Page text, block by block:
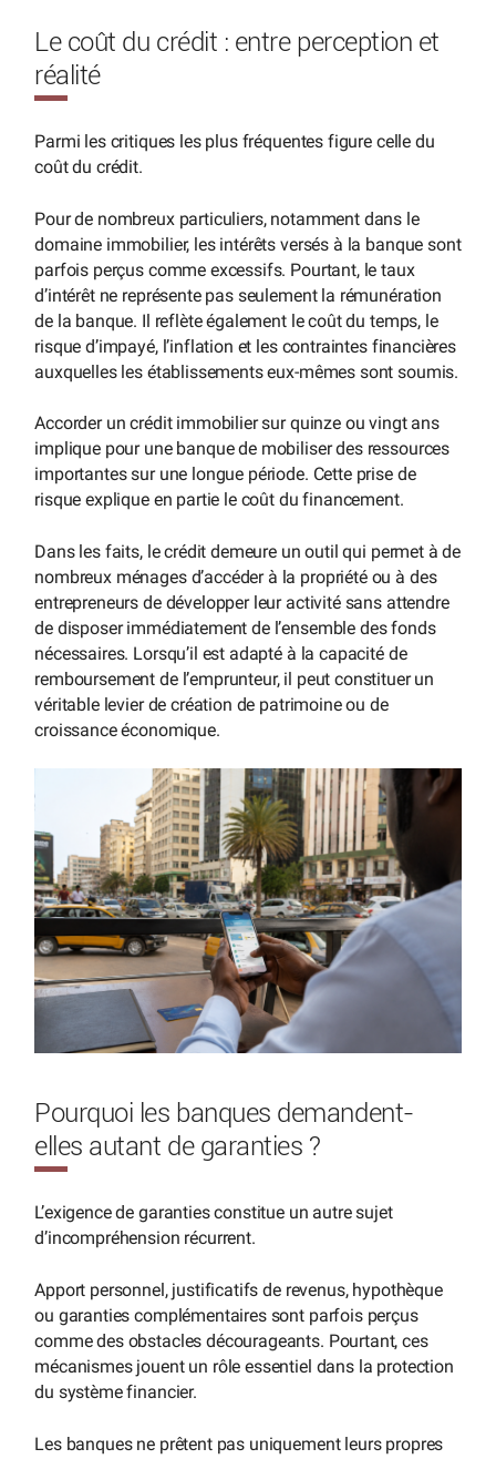
Le coût du crédit : entre perception et
réalité
Parmi les critiques les plus fréquentes figure celle du
coût du crédit.
Pour de nombreux particuliers, notamment dans le
domaine immobilier, les intérêts versés à la banque sont
parfois perçus comme excessifs. Pourtant, le taux
d’intérêt ne représente pas seulement la rémunération
de la banque. Il reflète également le coût du temps, le
risque d’impayé, l’inflation et les contraintes financières
auxquelles les établissements eux-mêmes sont soumis.
Accorder un crédit immobilier sur quinze ou vingt ans
implique pour une banque de mobiliser des ressources
importantes sur une longue période. Cette prise de
risque explique en partie le coût du financement.
Dans les faits, le crédit demeure un outil qui permet à de
nombreux ménages d’accéder à la propriété ou à des
entrepreneurs de développer leur activité sans attendre
de disposer immédiatement de l’ensemble des fonds
nécessaires. Lorsqu’il est adapté à la capacité de
remboursement de l’emprunteur, il peut constituer un
véritable levier de création de patrimoine ou de
croissance économique.
Pourquoi les banques demandent-
elles autant de garanties ?
L’exigence de garanties constitue un autre sujet
d’incompréhension récurrent.
Apport personnel, justificatifs de revenus, hypothèque
ou garanties complémentaires sont parfois perçus
comme des obstacles décourageants. Pourtant, ces
mécanismes jouent un rôle essentiel dans la protection
du système financier.
Les banques ne prêtent pas uniquement leurs propres